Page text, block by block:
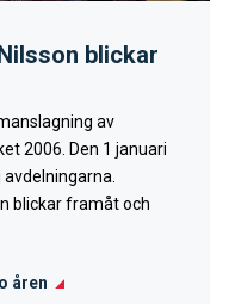
blickar
av
2006. Den 1 januari
blickar framåt och
åren